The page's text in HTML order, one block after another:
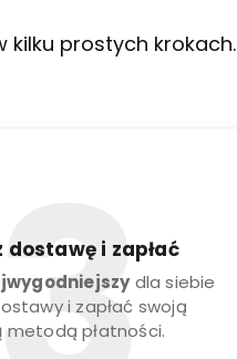
kilku prostych krokach.
dostawę i zapłać
dla siebie
i zapłać swoją
metodą płatności.